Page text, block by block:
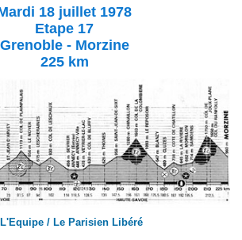
18 juillet 1978
Etape 17
Grenoble - Morzine
225 km
/ Le Parisien Libéré